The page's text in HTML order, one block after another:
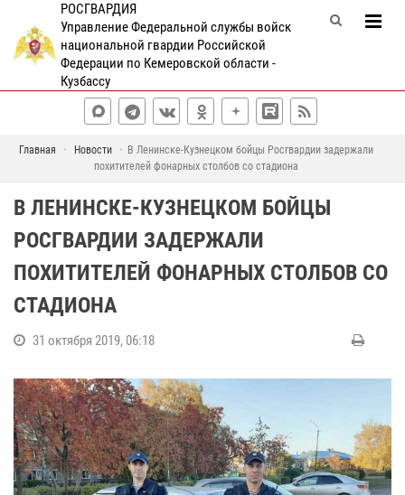
РОСГВАРДИЯ
Управление Федеральной службы войск
национальной гвардии Российской
Федерации по Кемеровской области -
Кузбассу
Главная Новости
В Ленинске-Кузнецком бойцы Росгвардии задержали
похитителей фонарных столбов со стадиона
В ЛЕНИНСКЕ-КУЗНЕЦКОМ БОЙЦЫ
РОСГВАРДИИ ЗАДЕРЖАЛИ
ПОХИТИТЕЛЕЙ ФОНАРНЫХ СТОЛБОВ СО
СТАДИОНА
31 октября 2019, 06:18